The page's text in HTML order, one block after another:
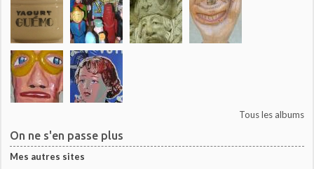
Tous les albums
On ne s'en passe plus
Mes autres sites